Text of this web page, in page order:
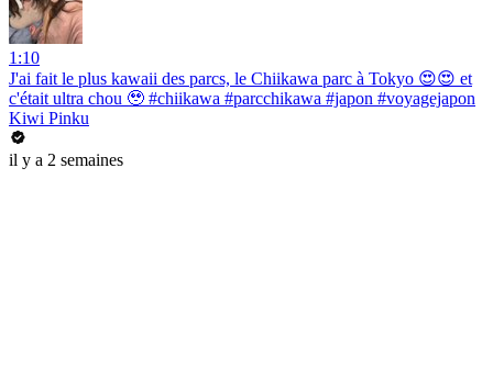
1:10
J'ai fait le plus kawaii des parcs, le Chiikawa parc à Tokyo 😍😍 et
c'était ultra chou 🥹 #chiikawa #parcchikawa #japon #voyagejapon
Kiwi Pinku
il y a 2 semaines